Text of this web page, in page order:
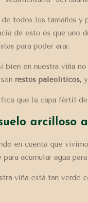
todos los tamaños y
de esto es que uno
para poder arar.
bien en nuestra viña
restos paleolíticos,
que la capa fértil
arcilloso
en cuenta que
acumular agua
viña está tan verde